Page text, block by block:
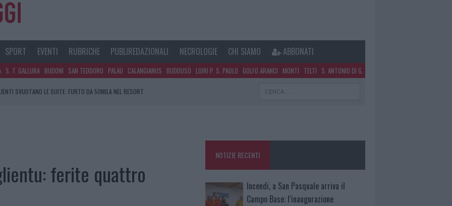
SPORT EVENTI RUBRICHE PUBLIREDAZIONALI NECROLOGIE CHI SIAMO ABBONATI
S. T. GALLURA BUDONI SAN TEODORO PALAU CALANGIANUS BUDDUSÒ LOIRI P. S. PAOLO GOLFO ARANCI MONTI TELTI S. ANTONIO DI G.
SVUOTANO LE SUITE: FURTO DA 50MILA NEL RESORT
ferite quattro
NOTIZIE RECENTI
Incendi, a San Pasquale arriva il
Campo Base: l’inaugurazione